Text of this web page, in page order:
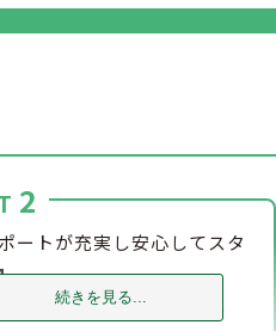
2
ポートが充実し安心してスタ
より初期費用の負担がな
続きを見る...